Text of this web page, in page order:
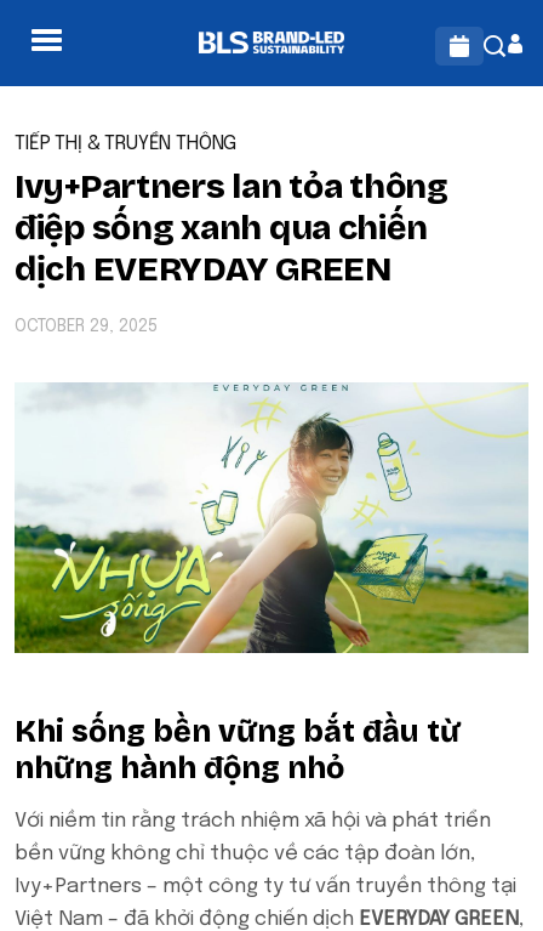
TIẾP THỊ & TRUYỀN THÔNG
Ivy+Partners lan tỏa thông
điệp sống xanh qua chiến
dịch EVERYDAY GREEN
OCTOBER 29, 2025
Khi sống bền vững bắt đầu từ
những hành động nhỏ
Với niềm tin rằng trách nhiệm xã hội và phát triển
bền vững không chỉ thuộc về các tập đoàn lớn,
Ivy+Partners – một công ty tư vấn truyền thông tại
Việt Nam – đã khởi động chiến dịch EVERYDAY GREEN,